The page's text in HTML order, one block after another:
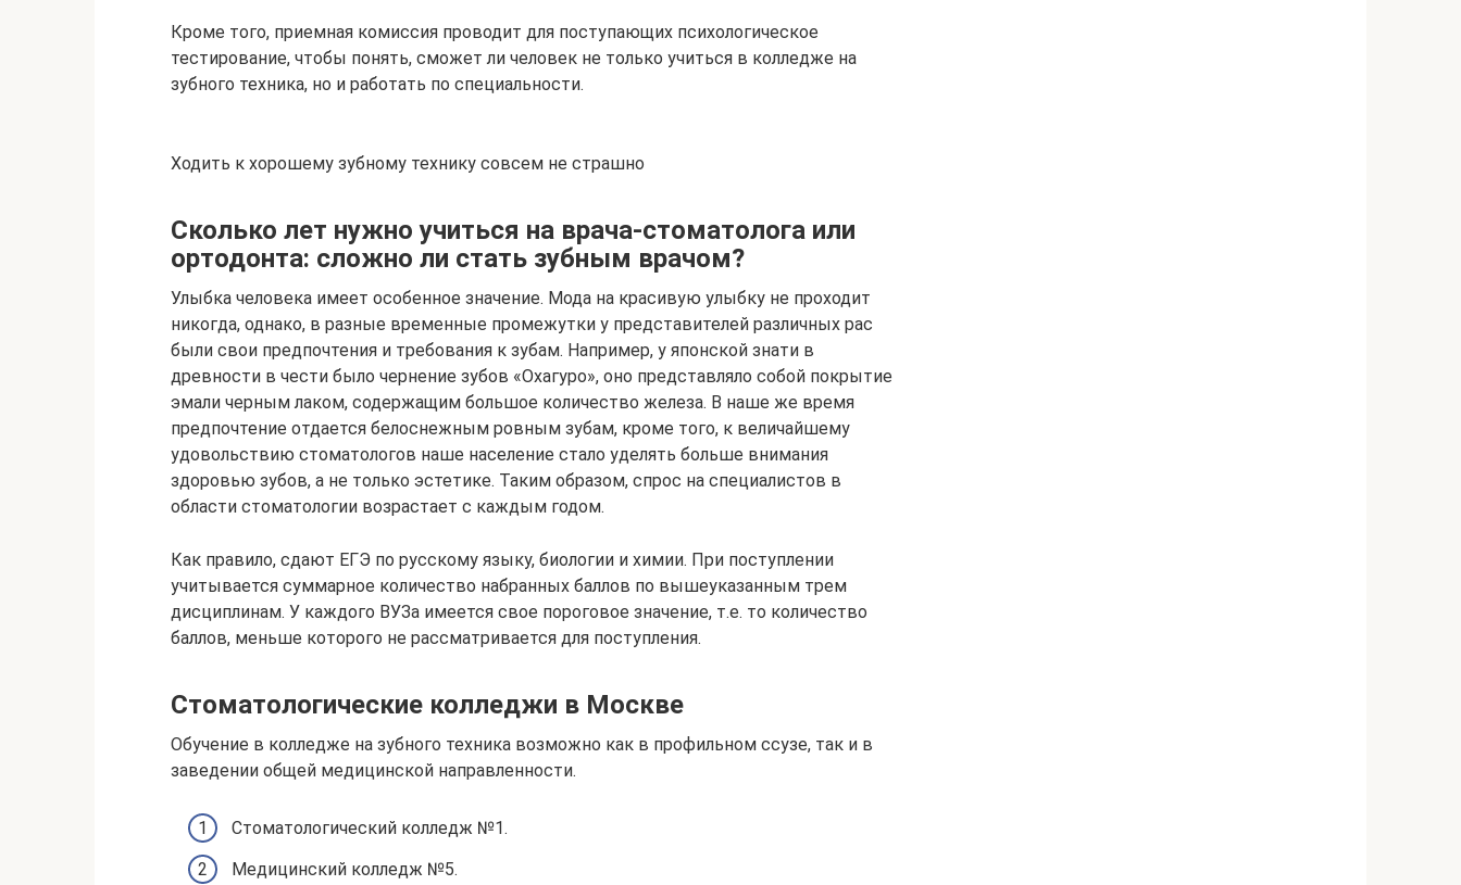
Кроме того, приемная комиссия проводит для поступающих психологическое
тестирование, чтобы понять, сможет ли человек не только учиться в колледже на
зубного техника, но и работать по специальности.
Ходить к хорошему зубному технику совсем не страшно
Сколько лет нужно учиться на врача-стоматолога или
ортодонта: сложно ли стать зубным врачом?
Улыбка человека имеет особенное значение. Мода на красивую улыбку не проходит
никогда, однако, в разные временные промежутки у представителей различных рас
были свои предпочтения и требования к зубам. Например, у японской знати в
древности в чести было чернение зубов «Охагуро», оно представляло собой покрытие
эмали черным лаком, содержащим большое количество железа. В наше же время
предпочтение отдается белоснежным ровным зубам, кроме того, к величайшему
удовольствию стоматологов наше население стало уделять больше внимания
здоровью зубов, а не только эстетике. Таким образом, спрос на специалистов в
области стоматологии возрастает с каждым годом.
Как правило, сдают ЕГЭ по русскому языку, биологии и химии. При поступлении
учитывается суммарное количество набранных баллов по вышеуказанным трем
дисциплинам. У каждого ВУЗа имеется свое пороговое значение, т.е. то количество
баллов, меньше которого не рассматривается для поступления.
Стоматологические колледжи в Москве
Обучение в колледже на зубного техника возможно как в профильном ссузе, так и в
заведении общей медицинской направленности.
Стоматологический колледж №1.
Медицинский колледж №5.